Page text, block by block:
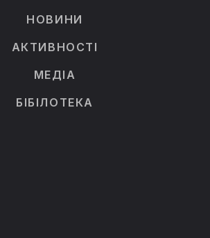
НОВИНИ
АКТИВНОСТІ
МЕДІА
БІБІЛОТЕКА